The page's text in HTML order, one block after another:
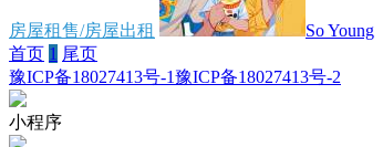
房屋租售/房屋出租 So Young
首页 1 尾页
豫ICP备18027413号-1豫ICP备18027413号-2
小程序